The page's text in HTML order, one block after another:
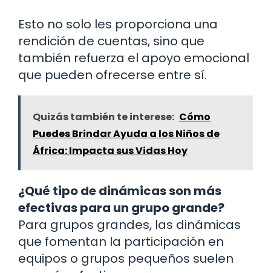
Esto no solo les proporciona una
rendición de cuentas, sino que
también refuerza el apoyo emocional
que pueden ofrecerse entre sí.
Quizás también te interese: Cómo
Puedes Brindar Ayuda a los Niños de
África: Impacta sus Vidas Hoy
¿Qué tipo de dinámicas son más
efectivas para un grupo grande?
Para grupos grandes, las dinámicas
que fomentan la participación en
equipos o grupos pequeños suelen